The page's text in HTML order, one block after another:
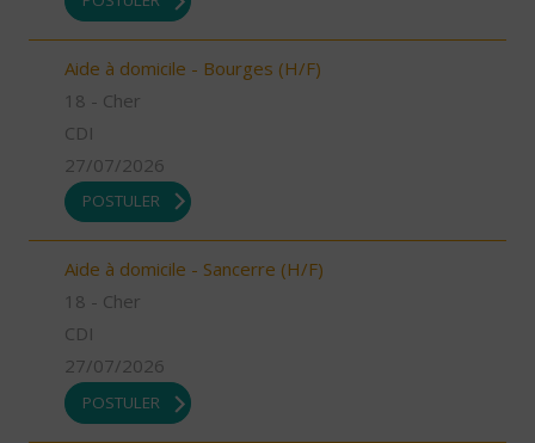
Aide à domicile - Bourges (H/F)
18 - Cher
CDI
27/07/2026
POSTULER
Aide à domicile - Sancerre (H/F)
18 - Cher
CDI
27/07/2026
POSTULER